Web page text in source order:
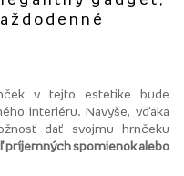
v tejto estetike bude
interiéru. Navyše, vďaka
dať svojmu hrnčeku
príjemných spomienok alebo